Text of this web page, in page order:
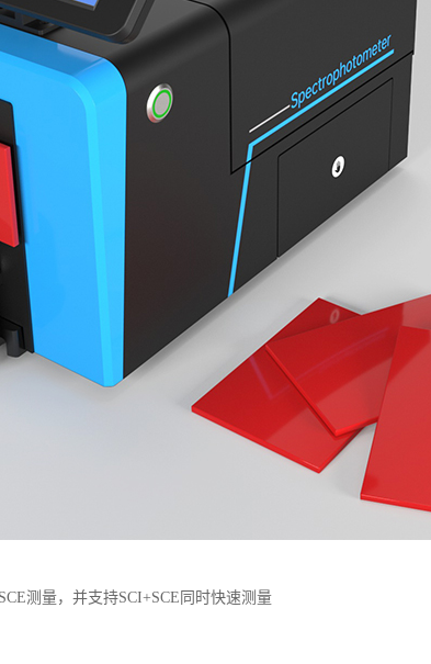
测量，并支持SCI+SCE同时快速测量